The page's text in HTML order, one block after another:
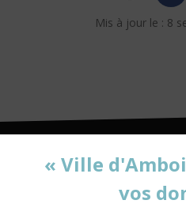
Mis à jour le : 8
MAIRIE
« Ville
vos